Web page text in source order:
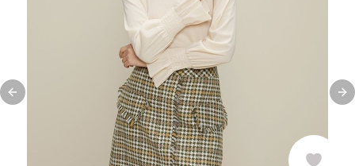
Previous slide